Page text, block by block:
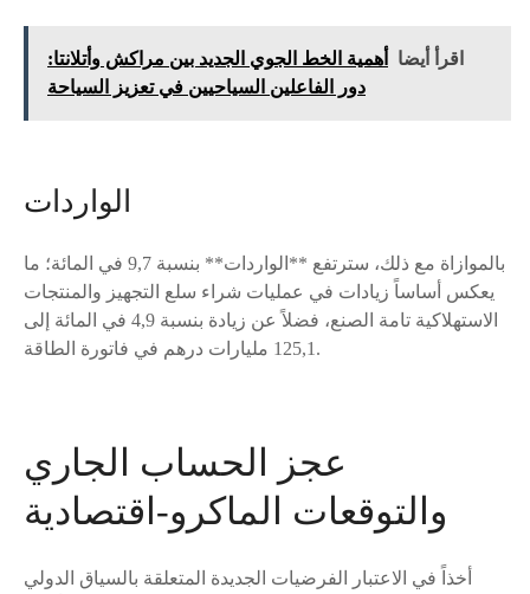
اقرأ أيضا
أهمية الخط الجوي الجديد بين مراكش وأتلانتا:
دور الفاعلين السياحيين في تعزيز السياحة
الواردات
بالموازاة مع ذلك، سترتفع **الواردات** بنسبة 9,7 في المائة؛ ما
يعكس أساساً زيادات في عمليات شراء سلع التجهيز والمنتجات
الاستهلاكية تامة الصنع، فضلاً عن زيادة بنسبة 4,9 في المائة إلى
125,1 مليارات درهم في فاتورة الطاقة.
عجز الحساب الجاري
والتوقعات الماكرو-اقتصادية
أخذاً في الاعتبار الفرضيات الجديدة المتعلقة بالسياق الدولي